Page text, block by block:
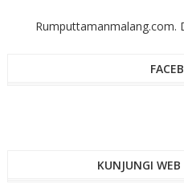
Rumputtamanmalang.com.
KUNJUNGI